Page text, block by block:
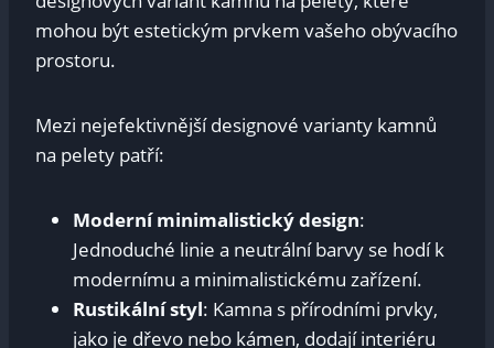
mohou být estetickým prvkem vašeho obývacího
prostoru.
Mezi nejefektivnější designové varianty kamnů
na pelety patří:
Moderní minimalistický design:
Jednoduché linie a neutrální barvy se hodí k
modernímu a minimalistickému zařízení.
Rustikální styl: Kamna s přírodními prvky,
jako je dřevo nebo kámen, dodají interiéru